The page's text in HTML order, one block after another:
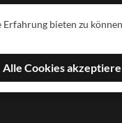
bieten zu
Alle Cookies